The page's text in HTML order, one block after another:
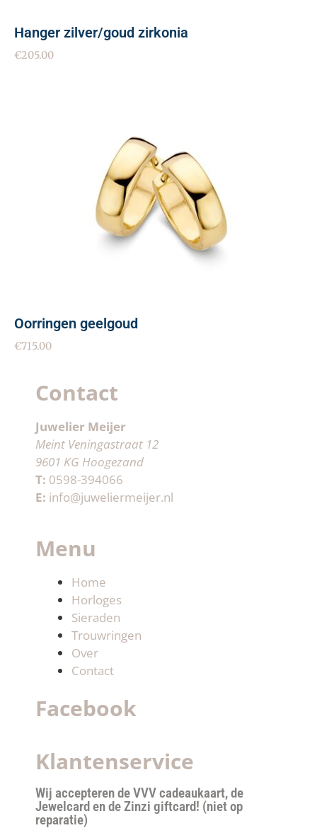
Hanger zilver/goud zirkonia
€205.00
Oorringen geelgoud
€715.00
Contact
Juwelier Meijer
Meint Veningastraat 12
9601 KG Hoogezand
T: 0598-394066
E: info@juweliermeijer.nl
Menu
Home
Horloges
Sieraden
Trouwringen
Over
Contact
Facebook
Klantenservice
Wij accepteren de VVV cadeaukaart, de
Jewelcard en de Zinzi giftcard! (niet op
reparatie)